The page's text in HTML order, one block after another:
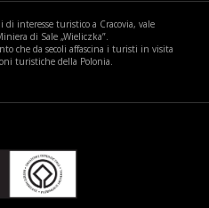
interesse turistico a Cracovia, vale
di Sale „Wieliczka”.
che da secoli affascina i turisti in visita
turistiche della Polonia.